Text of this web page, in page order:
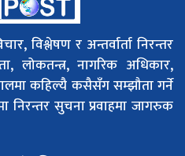
विश्लेषण र अन्तर्वार्ता निरन्तर
लोकतन्त्र, नागरिक अधिकार,
कहिल्यै कसैसँग सम्झौता गर्ने
निरन्तर सुचना प्रवाहमा जागरुक